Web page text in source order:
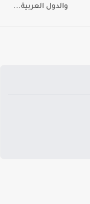
والدول العربية...